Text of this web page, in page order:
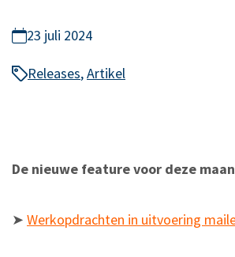
23 juli 2024
Releases,Artikel
De nieuwe feature voor deze
➤ Werkopdrachten in uitvoering